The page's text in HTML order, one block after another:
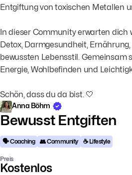
Entgiftung von toxischen Metallen
In dieser Community erwarten dich
Detox, Darmgesundheit,
bewussten Lebensstil. Gemeinsam
Energie, Wohlbefinden und
Schön, dass du da bist. 🤍
Anna Böhm
Bewusst Entgiften
🗣️ Coaching 👥 Community ☕ Lifestyle
Preis
Kostenlos